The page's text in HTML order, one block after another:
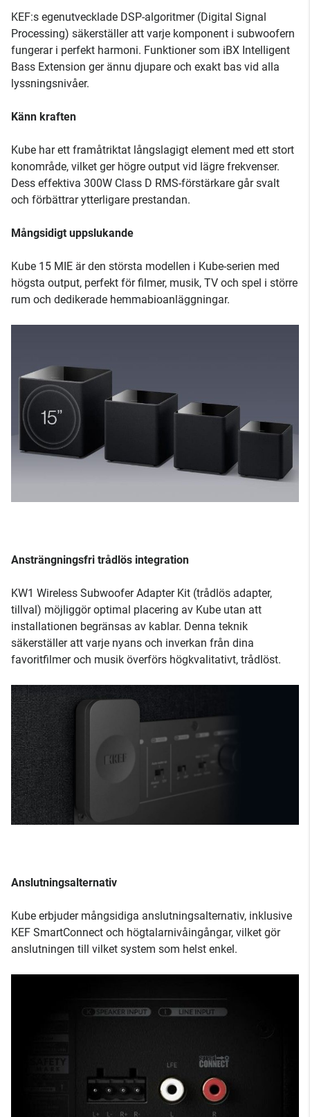
KEF:s egenutvecklade DSP-algoritmer (Digital Signal
Processing) säkerställer att varje komponent i subwoofern
fungerar i perfekt harmoni. Funktioner som iBX Intelligent
Bass Extension ger ännu djupare och exakt bas vid alla
lyssningsnivåer.
Känn kraften
Kube har ett framåtriktat långslagigt element med ett stort
konområde, vilket ger högre output vid lägre frekvenser.
Dess effektiva 300W Class D RMS-förstärkare går svalt
och förbättrar ytterligare prestandan.
Mångsidigt uppslukande
Kube 15 MIE är den största modellen i Kube-serien med
högsta output, perfekt för filmer, musik, TV och spel i större
rum och dedikerade hemmabioanläggningar.
Ansträngningsfri trådlös integration
KW1 Wireless Subwoofer Adapter Kit (trådlös adapter,
tillval) möjliggör optimal placering av Kube utan att
installationen begränsas av kablar. Denna teknik
säkerställer att varje nyans och inverkan från dina
favoritfilmer och musik överförs högkvalitativt, trådlöst.
Anslutningsalternativ
Kube erbjuder mångsidiga anslutningsalternativ, inklusive
KEF SmartConnect och högtalarnivåingångar, vilket gör
anslutningen till vilket system som helst enkel.